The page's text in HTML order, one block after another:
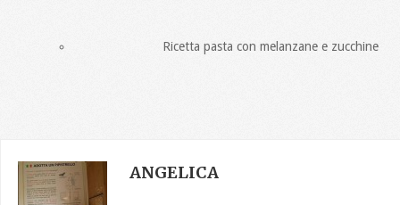
Ricetta pasta con melanzane e zucchine
ANGELICA